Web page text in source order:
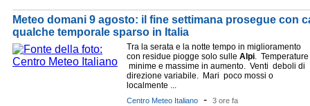
Meteo domani 9 agosto: il fine settimana prosegue con
qualche temporale sparso in Italia
Tra la serata e la notte tempo in miglioramento
con residue piogge solo sulle Alpi. Temperature
minime e massime in aumento. Venti deboli di
direzione variabile. Mari poco mossi o
localmente ...
Centro Meteo Italiano - 3 ore fa